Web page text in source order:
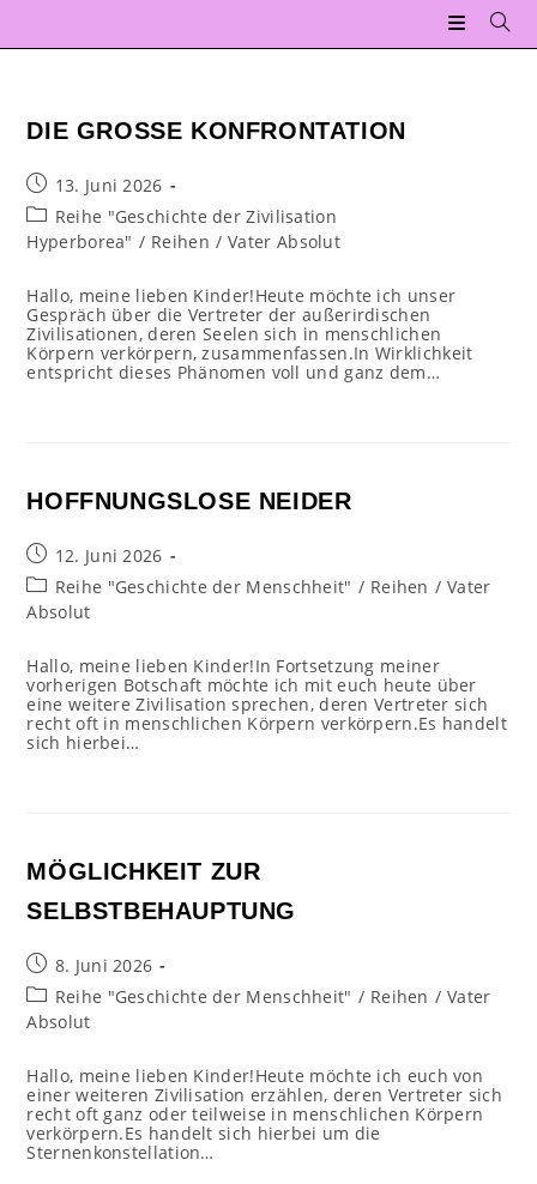
springen
DIE GROSSE KONFRONTATION
Beitrag
veröffentlicht:
13. Juni 2026
Beitrags-
Kategorie:
Reihe "Geschichte der Zivilisation
Hyperborea" / Reihen / Vater Absolut
Hallo, meine lieben Kinder!Heute möchte ich unser
Gespräch über die Vertreter der außerirdischen
Zivilisationen, deren Seelen sich in menschlichen
Körpern verkörpern, zusammenfassen.In Wirklichkeit
entspricht dieses Phänomen voll und ganz dem…
HOFFNUNGSLOSE NEIDER
Beitrag
veröffentlicht:
12. Juni 2026
Beitrags-
Kategorie:
Reihe "Geschichte der Menschheit" / Reihen / Vater
Absolut
Hallo, meine lieben Kinder!In Fortsetzung meiner
vorherigen Botschaft möchte ich mit euch heute über
eine weitere Zivilisation sprechen, deren Vertreter sich
recht oft in menschlichen Körpern verkörpern.Es handelt
sich hierbei…
MÖGLICHKEIT ZUR
SELBSTBEHAUPTUNG
Beitrag
veröffentlicht:
8. Juni 2026
Beitrags-
Kategorie:
Reihe "Geschichte der Menschheit" / Reihen / Vater
Absolut
Hallo, meine lieben Kinder!Heute möchte ich euch von
einer weiteren Zivilisation erzählen, deren Vertreter sich
recht oft ganz oder teilweise in menschlichen Körpern
verkörpern.Es handelt sich hierbei um die
Sternenkonstellation…